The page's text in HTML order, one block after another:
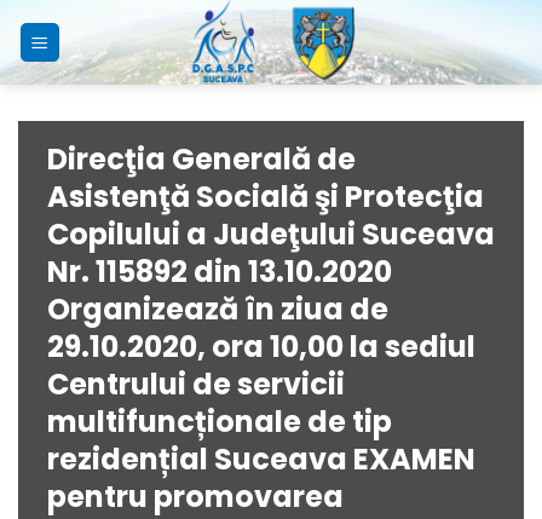
content
Direcţia Generală de
Asistenţă Socială şi Protecţia
Copilului a Judeţului Suceava
Nr. 115892 din 13.10.2020
Organizează în ziua de
29.10.2020, ora 10,00 la sediul
Centrului de servicii
multifuncționale de tip
rezidențial Suceava EXAMEN
pentru promovarea